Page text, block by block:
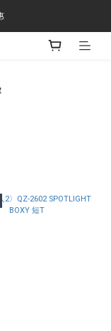
750 三件1000 十件3000